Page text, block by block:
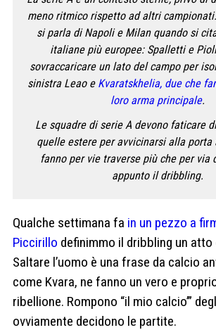
meno ritmico rispetto ad altri
si parla di Napoli e Milan quando si
italiane più europee: Spalletti e
sovraccaricare un lato del campo per
sinistra Leao e Kvaratskhelia, due che
loro arma principale.
Le squadre di serie A devono faticare
quelle estere per avvicinarsi alla porta
fanno per vie traverse più che per via
appunto il dribbling.
Qualche settimana fa in un pezzo a
Piccirillo definimmo il dribbling un atto
Saltare l’uomo è una frase da calcio
come Kvara, ne fanno un vero e
ribellione. Rompono “il mio calcio’”
ovviamente decidono le partite.